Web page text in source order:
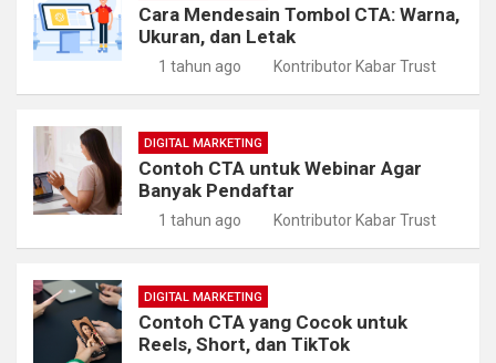
Cara Mendesain Tombol CTA: Warna,
Ukuran, dan Letak
1 tahun ago Kontributor Kabar Trust
DIGITAL MARKETING
Contoh CTA untuk Webinar Agar
Banyak Pendaftar
1 tahun ago Kontributor Kabar Trust
DIGITAL MARKETING
Contoh CTA yang Cocok untuk
Reels, Short, dan TikTok